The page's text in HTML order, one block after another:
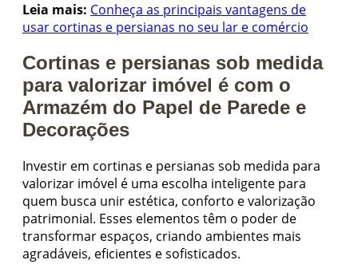
Leia mais: Conheça as principais vantagens de
usar cortinas e persianas no seu lar e comércio
Cortinas e persianas sob medida
para valorizar imóvel é com o
Armazém do Papel de Parede e
Decorações
Investir em cortinas e persianas sob medida para
valorizar imóvel é uma escolha inteligente para
quem busca unir estética, conforto e valorização
patrimonial. Esses elementos têm o poder de
transformar espaços, criando ambientes mais
agradáveis, eficientes e sofisticados.